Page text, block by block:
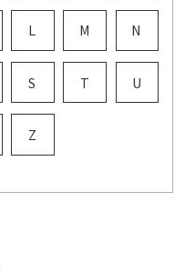
L M N
S T U
Z